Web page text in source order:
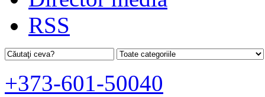
RSS
+373-601-50040